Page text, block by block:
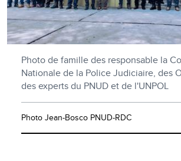
Photo de famille des responsable la
Nationale de la Police Judiciaire, des
des experts du PNUD et de l'UNPOL
Photo Jean-Bosco PNUD-RDC